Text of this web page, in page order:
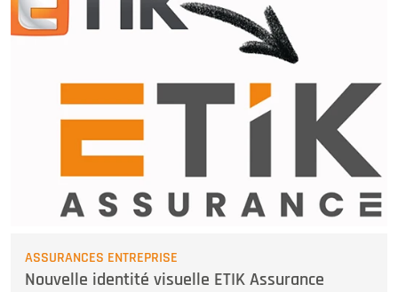
ASSURANCES ENTREPRISE
Nouvelle identité visuelle ETIK Assurance